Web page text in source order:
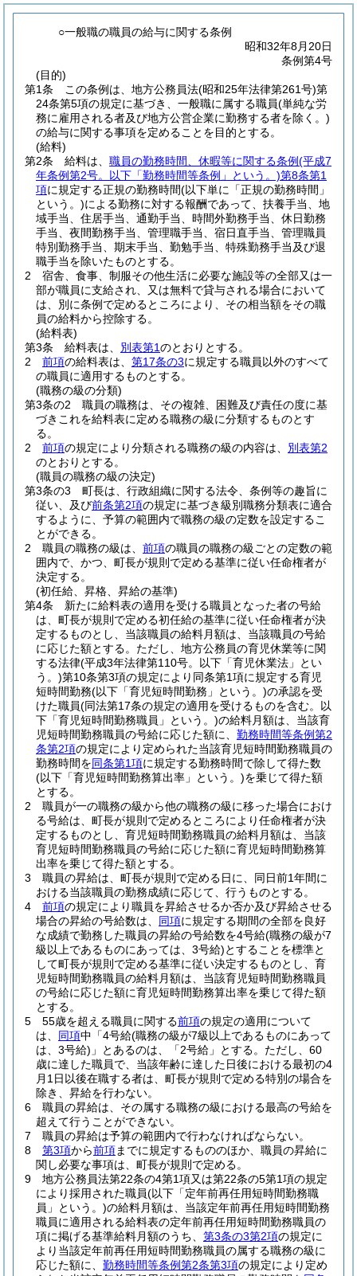
○一般職の職員の給与に関する条例
昭和32年8月20日
条例第4号
(目的)
第1条
この条例は、地方公務員法(昭和25年法律第261号)第
24条第5項の規定に基づき、一般職に属する職員(単純な労
務に雇用される者及び地方公営企業に勤務する者を除く。)
の給与に関する事項を定めることを目的とする。
(給料)
第2条
給料は、 職員の勤務時間、休暇等に関する条例(平成7
年条例第2号。以下「勤務時間等条例」という。)第8条第1
項に規定する正規の勤務時間(以下単に「正規の勤務時間」
という。)による勤務に対する報酬であって、扶養手当、地
域手当、住居手当、通勤手当、時間外勤務手当、休日勤務
手当、夜間勤務手当、管理職手当、宿日直手当、管理職員
特別勤務手当、期末手当、勤勉手当、特殊勤務手当及び退
職手当を除いたものとする。
2
宿舎、食事、制服その他生活に必要な施設等の全部又は一
部が職員に支給され、又は無料で貸与される場合において
は、別に条例で定めるところにより、その相当額をその職
員の給料から控除する。
(給料表)
第3条
給料表は、 別表第1のとおりとする。
2
前項の給料表は、 第17条の3に規定する職員以外のすべて
の職員に適用するものとする。
(職務の級の分類)
第3条の2
職員の職務は、その複雑、困難及び責任の度に基
づきこれを給料表に定める職務の級に分類するものとす
る。
2
前項の規定により分類される職務の級の内容は、 別表第2
のとおりとする。
(職員の職務の級の決定)
第3条の3
町長は、行政組織に関する法令、条例等の趣旨に
従い、及び前条第2項の規定に基づき級別職務分類表に適合
するように、予算の範囲内で職務の級の定数を設定するこ
とができる。
2
職員の職務の級は、 前項の職員の職務の級ごとの定数の範
囲内で、かつ、町長が規則で定める基準に従い任命権者が
決定する。
(初任給、昇格、昇給の基準)
第4条
新たに給料表の適用を受ける職員となった者の号給
は、町長が規則で定める初任給の基準に従い任命権者が決
定するものとし、当該職員の給料月額は、当該職員の号給
に応じた額とする。 ただし、地方公務員の育児休業等に関
する法律(平成3年法律第110号。以下「育児休業法」とい
う。)第10条第3項の規定により同条第1項に規定する育児
短時間勤務(以下「育児短時間勤務」という。)の承認を受
けた職員(同法第17条の規定の適用を受けるものを含む。以
下「育児短時間勤務職員」という。)の給料月額は、当該育
児短時間勤務職員の号給に応じた額に、 勤務時間等条例第2
条第2項の規定により定められた当該育児短時間勤務職員の
勤務時間を同条第1項に規定する勤務時間で除して得た数
(以下「育児短時間勤務算出率」という。)を乗じて得た額
とする。
2
職員が一の職務の級から他の職務の級に移った場合におけ
る号給は、町長が規則で定めるところにより任命権者が決
定するものとし、育児短時間勤務職員の給料月額は、当該
育児短時間勤務職員の号給に応じた額に育児短時間勤務算
出率を乗じて得た額とする。
3
職員の昇給は、町長が規則で定める日に、同日前1年間に
おける当該職員の勤務成績に応じて、行うものとする。
4
前項の規定により職員を昇給させるか否か及び昇給させる
場合の昇給の号給数は、 同項に規定する期間の全部を良好
な成績で勤務した職員の昇給の号給数を4号給(職務の級が7
級以上であるものにあっては、3号給)とすることを標準と
して町長が規則で定める基準に従い決定するものとし、育
児短時間勤務職員の給料月額は、当該育児短時間勤務職員
の号給に応じた額に育児短時間勤務算出率を乗じて得た額
とする。
5
55歳を超える職員に関する前項の規定の適用について
は、 同項中「4号給(職務の級が7級以上であるものにあって
は、3号給) 」とあるのは、「2号給」とする。 ただし、60
歳に達した職員で、当該年齢に達した日後における最初の4
月1日以後在職する者は、町長が規則で定める特別の場合を
除き、昇給を行わない。
6
職員の昇給は、その属する職務の級における最高の号給を
超えて行うことができない。
7
職員の昇給は予算の範囲内で行わなければならない。
8
第3項から前項までに規定するもののほか、職員の昇給に
関し必要な事項は、町長が規則で定める。
9
地方公務員法第22条の4第1項又は第22条の5第1項の規定
により採用された職員(以下「定年前再任用短時間勤務職
員」という。)の給料月額は、当該定年前再任用短時間勤務
職員に適用される給料表の定年前再任用短時間勤務職員の
項に掲げる基準給料月額のうち、 第3条の3第2項の規定に
より当該定年前再任用短時間勤務職員の属する職務の級に
応じた額に、 勤務時間等条例第2条第3項の規定により定め